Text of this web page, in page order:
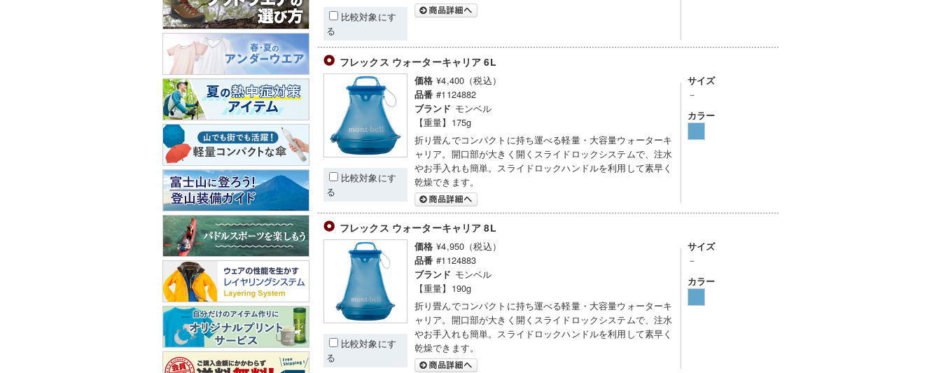
比較対象にす
る
フレックス ウォーターキャリア 6L
比較対象にす
る
価格 ¥4,400（税込）
品番 #1124882
ブランド モンベル
【重量】175g
折り畳んでコンパクトに持ち運べる軽量・大容量ウォーターキ
ャリア。開口部が大きく開くスライドロックシステムで、注水
やお手入れも簡単。スライドロックハンドルを利用して素早く
乾燥できます。
サイズ
－
カラー
フレックス ウォーターキャリア 8L
比較対象にす
る
価格 ¥4,950（税込）
品番 #1124883
ブランド モンベル
【重量】190g
折り畳んでコンパクトに持ち運べる軽量・大容量ウォーターキ
ャリア。開口部が大きく開くスライドロックシステムで、注水
やお手入れも簡単。スライドロックハンドルを利用して素早く
乾燥できます。
サイズ
－
カラー